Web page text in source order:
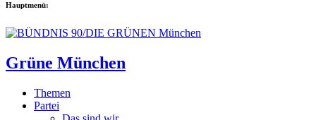
Hauptmenü:
Grüne München
Themen
Partei